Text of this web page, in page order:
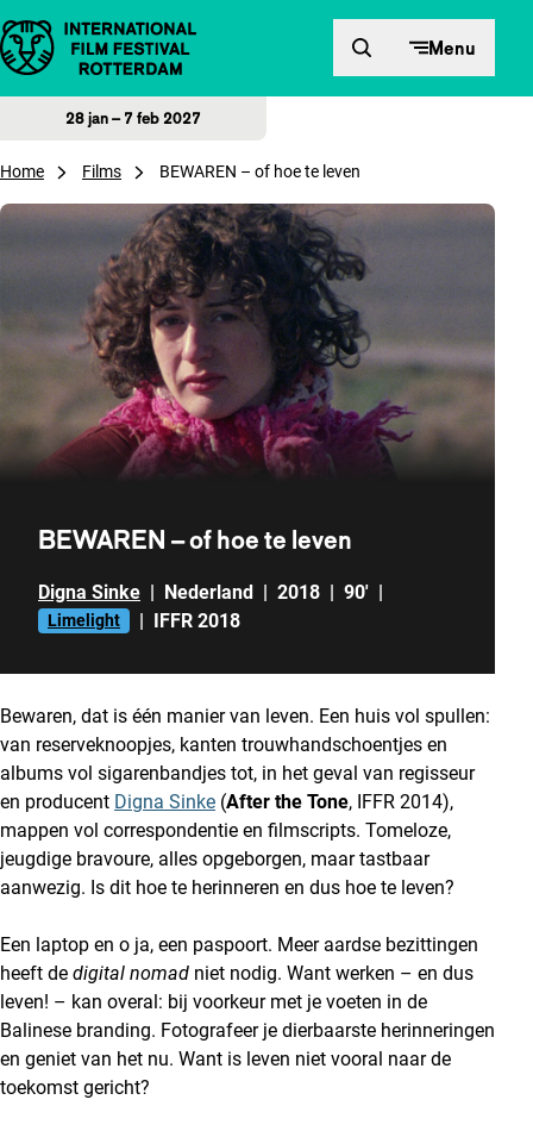
Direct naar inhoud Menu
28 jan – 7 feb 2027
Home Films BEWAREN – of hoe te leven
BEWAREN – of hoe te leven
Digna Sinke | Nederland | 2018 | 90' |
Limelight | IFFR 2018
Bewaren, dat is één manier van leven. Een huis vol spullen:
van reserveknoopjes, kanten trouwhandschoentjes en
albums vol sigarenbandjes tot, in het geval van regisseur
en producent Digna Sinke (After the Tone, IFFR 2014),
mappen vol correspondentie en filmscripts. Tomeloze,
jeugdige bravoure, alles opgeborgen, maar tastbaar
aanwezig. Is dit hoe te herinneren en dus hoe te leven?
Een laptop en o ja, een paspoort. Meer aardse bezittingen
heeft de digital nomad niet nodig. Want werken – en dus
leven! – kan overal: bij voorkeur met je voeten in de
Balinese branding. Fotografeer je dierbaarste herinneringen
en geniet van het nu. Want is leven niet vooral naar de
toekomst gericht?